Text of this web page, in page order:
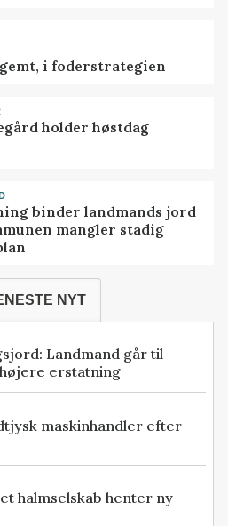
i foderstrategien
holder høstdag
binder landmands jord
mangler stadig
NYT
Landmand går til
erstatning
maskinhandler efter
halmselskab henter ny